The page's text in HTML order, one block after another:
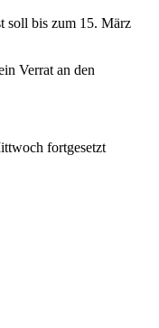
soll bis zum 15. März
Verrat an den
fortgesetzt